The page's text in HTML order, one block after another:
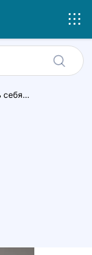
себя…